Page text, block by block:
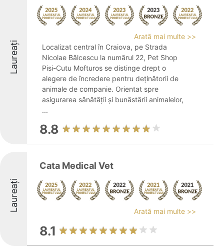
Laureați
Arată mai multe >>
Localizat central în Craiova, pe Strada
Nicolae Bălcescu la numărul 22, Pet Shop
Pisi-Cutu Mofturos se distinge drept o
alegere de încredere pentru deținătorii de
animale de companie. Orientat spre
asigurarea sănătății și bunăstării animalelor,
...
8.8
Laureați
Cata Medical Vet
Arată mai multe >>
8.1